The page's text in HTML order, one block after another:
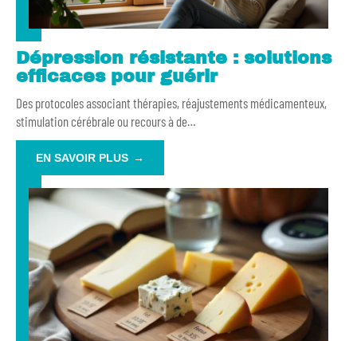
Dépression résistante : solutions
efficaces pour guérir
Des protocoles associant thérapies, réajustements médicamenteux,
stimulation cérébrale ou recours à de…
EN SAVOIR PLUS